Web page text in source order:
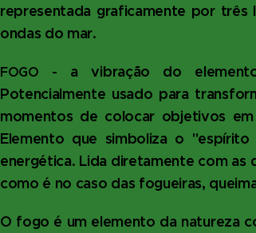
representada graficamente por três
ondas do mar.
FOGO - a vibração do
Potencialmente usado para
momentos de colocar objetivos
Elemento que simboliza o
energética. Lida diretamente com as
como é no caso das fogueiras,
O fogo é um elemento da natureza